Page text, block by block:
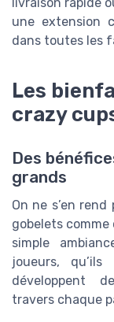
une extension
dans toutes les
Les
crazy
Des
grands
On ne s’en
gobelets
simple
joueurs,
développent
travers chaque